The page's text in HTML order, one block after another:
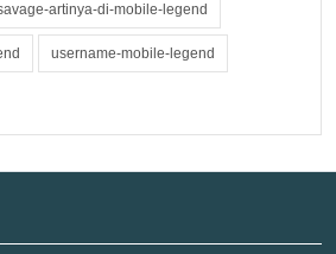
artinya-di-mobile-legend
username-mobile-legend